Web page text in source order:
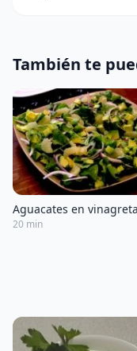
También te
Aguacates en vinagreta
20 min